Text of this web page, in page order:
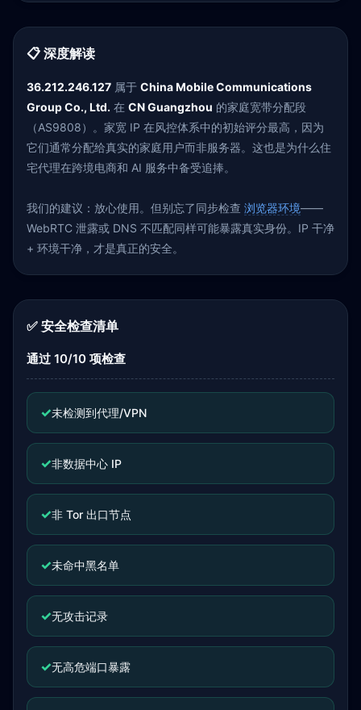
📋 深度解读
36.212.246.127 属于 China Mobile Communications
Group Co., Ltd. 在 CN Guangzhou 的家庭宽带分配段
（AS9808）。家宽 IP 在风控体系中的初始评分最高，因为
它们通常分配给真实的家庭用户而非服务器。这也是为什么住
宅代理在跨境电商和 AI 服务中备受追捧。
我们的建议：放心使用。但别忘了同步检查 浏览器环境——
WebRTC 泄露或 DNS 不匹配同样可能暴露真实身份。IP 干净
+ 环境干净，才是真正的安全。
✅ 安全检查清单
通过 10/10 项检查
✓未检测到代理/VPN
✓非数据中心 IP
✓非 Tor 出口节点
✓未命中黑名单
✓无攻击记录
✓无高危端口暴露